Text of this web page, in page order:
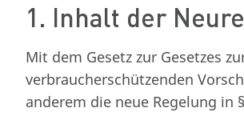
1. Inhalt der
Mit dem Gesetz zur Gesetzes
verbraucherschützenden
anderem die neue Regelung in